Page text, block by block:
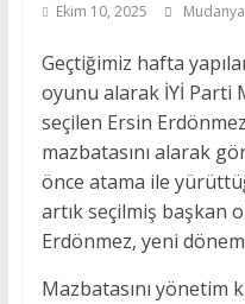
Ekim 10, 2025
Geçtiğimiz hafta
oyunu alarak İYİ Parti
seçilen Ersin
mazbatasını alarak
önce atama ile
artık seçilmiş başkan
Erdönmez, yeni
Mazbatasını